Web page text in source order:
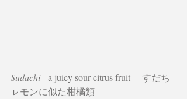
Sudachi - a juicy sour citrus fruit     すだち-
ㇾモンに似た柑橘類